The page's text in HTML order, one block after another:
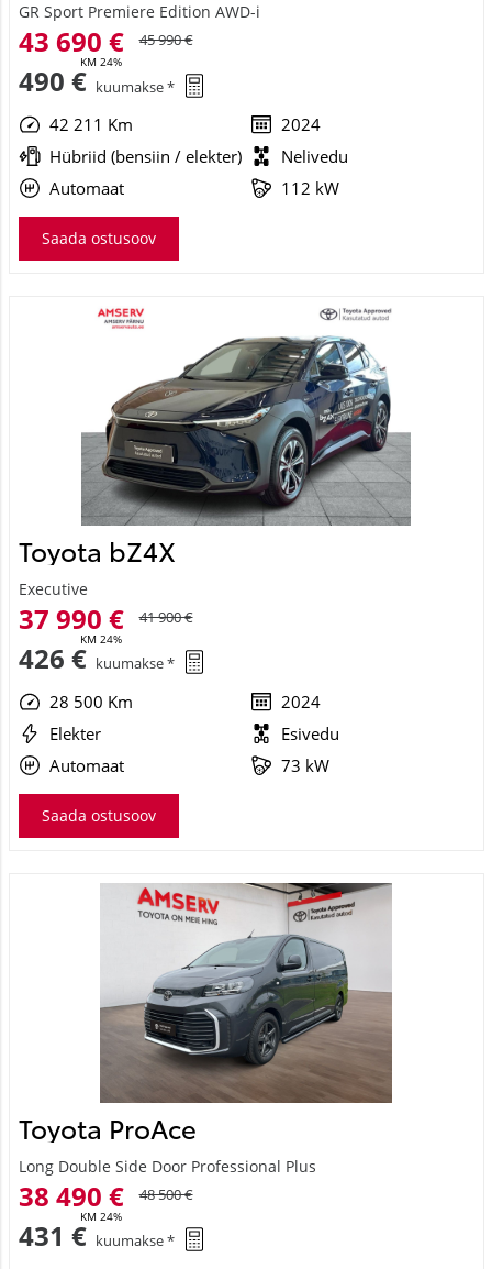
GR Sport Premiere Edition AWD-i
43 690 €
KM 24%
45 990 €
490 € kuumakse *
42 211 Km
2024
Hübriid (bensiin / elekter)
Nelivedu
Automaat
112 kW
Saada ostusoov
Toyota bZ4X
Executive
37 990 €
KM 24%
41 900 €
426 € kuumakse *
28 500 Km
2024
Elekter
Esivedu
Automaat
73 kW
Saada ostusoov
Toyota ProAce
Long Double Side Door Professional Plus
38 490 €
KM 24%
48 500 €
431 € kuumakse *